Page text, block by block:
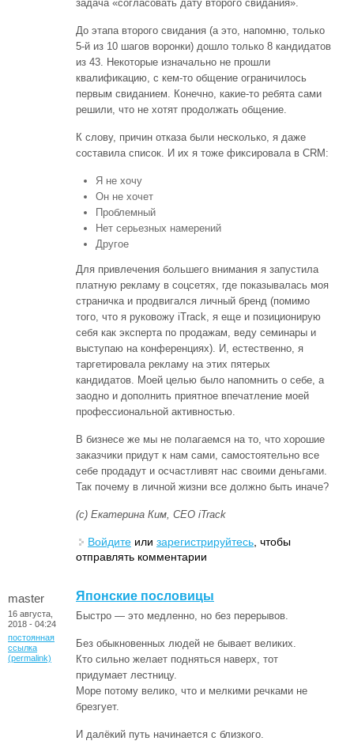
задача «согласовать дату второго свидания».
До этапа второго свидания (а это, напомню, только
5-й из 10 шагов воронки) дошло только 8 кандидатов
из 43. Некоторые изначально не прошли
квалификацию, с кем-то общение ограничилось
первым свиданием. Конечно, какие-то ребята сами
решили, что не хотят продолжать общение.
К слову, причин отказа были несколько, я даже
составила список. И их я тоже фиксировала в CRM:
Я не хочу
Он не хочет
Проблемный
Нет серьезных намерений
Другое
Для привлечения большего внимания я запустила
платную рекламу в соцсетях, где показывалась моя
страничка и продвигался личный бренд (помимо
того, что я руковожу iTrack, я еще и позиционирую
себя как эксперта по продажам, веду семинары и
выступаю на конференциях). И, естественно, я
таргетировала рекламу на этих пятерых
кандидатов. Моей целью было напомнить о себе, а
заодно и дополнить приятное впечатление моей
профессиональной активностью.
В бизнесе же мы не полагаемся на то, что хорошие
заказчики придут к нам сами, самостоятельно все
себе продадут и осчастливят нас своими деньгами.
Так почему в личной жизни все должно быть иначе?
(с) Екатерина Ким, CEO iTrack
Войдите или зарегистрируйтесь , чтобы
отправлять комментарии
master
16 августа,
2018 - 04:24
постоянная
ссылка
(permalink)
Японские пословицы
Быстро — это медленно, но без перерывов.
Без обыкновенных людей не бывает великих.
Кто сильно желает подняться наверх, тот
придумает лестницу.
Море потому велико, что и мелкими речками не
брезгует.
И далёкий путь начинается с близкого.